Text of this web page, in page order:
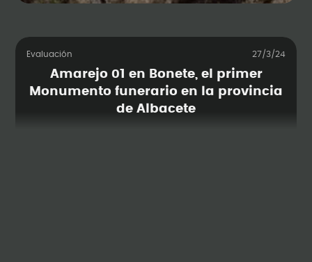
Evaluación 27/3/24
Amarejo 01 en Bonete, el primer
Monumento funerario en la provincia
de Albacete